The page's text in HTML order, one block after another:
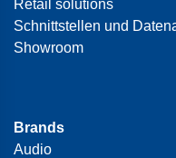
Retail solutions
Schnittstellen und
Showroom
Brands
Audio